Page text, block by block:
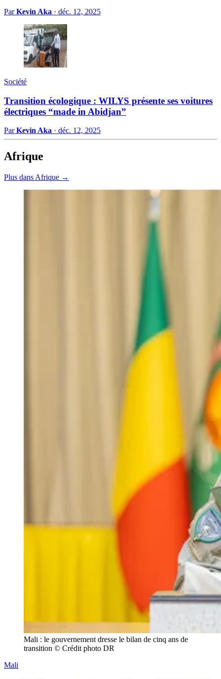
ParKevin Aka · déc. 12, 2025
Société
Transition écologique : WILYS présente ses voitures
électriques “made in Abidjan”
ParKevin Aka · déc. 12, 2025
Afrique
Plus dans Afrique →
Mali : le gouvernement dresse le bilan de cinq ans de
transition © Crédit photo DR
Mali